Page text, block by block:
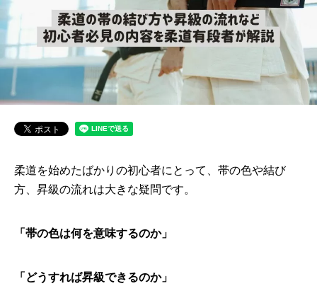
柔道を始めたばかりの初心者にとって、帯の色や結び
方、昇級の流れは大きな疑問です。
「帯の色は何を意味するのか」
「どうすれば昇級できるのか」